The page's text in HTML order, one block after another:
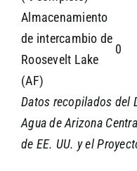
Almacenamiento
de intercambio de
Roosevelt Lake
(AF)
0
Datos recopilados del
Agua de Arizona
de EE. UU. y el